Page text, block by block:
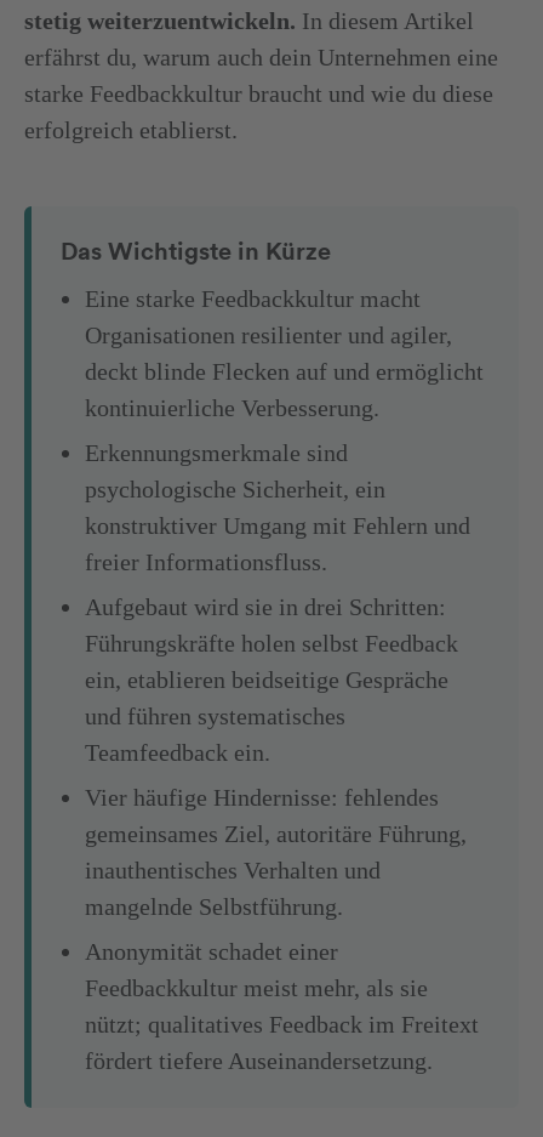
stetig weiterzuentwickeln. In diesem Artikel
erfährst du, warum auch dein Unternehmen eine
starke Feedbackkultur braucht und wie du diese
erfolgreich etablierst.
Das Wichtigste in Kürze
Eine starke Feedbackkultur macht
Organisationen resilienter und agiler,
deckt blinde Flecken auf und ermöglicht
kontinuierliche Verbesserung.
Erkennungsmerkmale sind
psychologische Sicherheit, ein
konstruktiver Umgang mit Fehlern und
freier Informationsfluss.
Aufgebaut wird sie in drei Schritten:
Führungskräfte holen selbst Feedback
ein, etablieren beidseitige Gespräche
und führen systematisches
Teamfeedback ein.
Vier häufige Hindernisse: fehlendes
gemeinsames Ziel, autoritäre Führung,
inauthentisches Verhalten und
mangelnde Selbstführung.
Anonymität schadet einer
Feedbackkultur meist mehr, als sie
nützt; qualitatives Feedback im Freitext
fördert tiefere Auseinandersetzung.